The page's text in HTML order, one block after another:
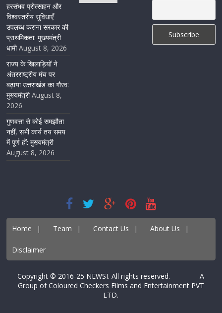
हरसंभव प्रोत्साहन और
विश्वस्तरीय सुविधाएँ
उपलब्ध कराना सरकार की
प्राथमिकता: मुख्यमंत्री
धामी August 8, 2026
राज्य के खिलाड़ियों ने
अंतरराष्ट्रीय मंच पर
बढ़ाया उत्तराखंड का गौरव:
मुख्यमंत्री August 8,
2026
गुणवत्ता से कोई समझौता
नहीं, सभी कार्य तय समय
में पूर्ण हों: मुख्यमंत्री
August 8, 2026
Home | Team | Contact Us | About Us |
Disclaimer
Copyright © 2016-25 NEWSI. All rights reserved. A
Group of Coloured Checkers Films and Entertainment PVT
LTD.